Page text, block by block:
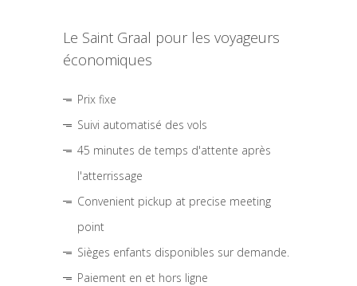
Le Saint Graal pour les voyageurs
économiques
Prix fixe
Suivi automatisé des vols
45 minutes de temps d'attente après
l'atterrissage
Convenient pickup at precise meeting
point
Sièges enfants disponibles sur demande.
Paiement en et hors ligne